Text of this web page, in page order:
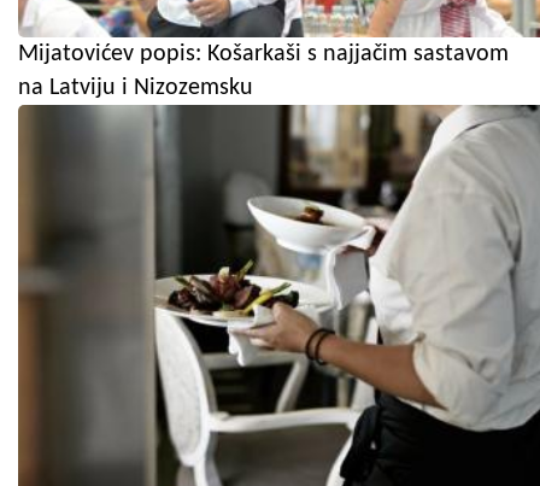
Mijatovićev popis: Košarkaši s najjačim sastavom
na Latviju i Nizozemsku